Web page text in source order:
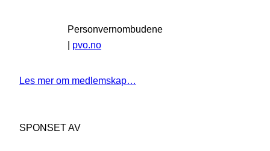
Personvernombudene
| pvo.no
Les mer om medlemskap…
SPONSET AV